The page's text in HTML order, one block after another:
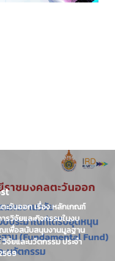
ะวันออก เรื่อง หลักเกณฑ์
รวิจัยและกิจกรรมในงบ
เพื่อสนับสนุนงานมูลฐาน
จัยและนวัตกรรม ประจำ